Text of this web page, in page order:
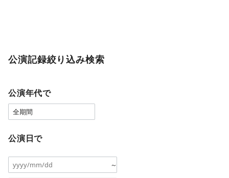
公演記録絞り込み検索
公演年代で
公演日で
～